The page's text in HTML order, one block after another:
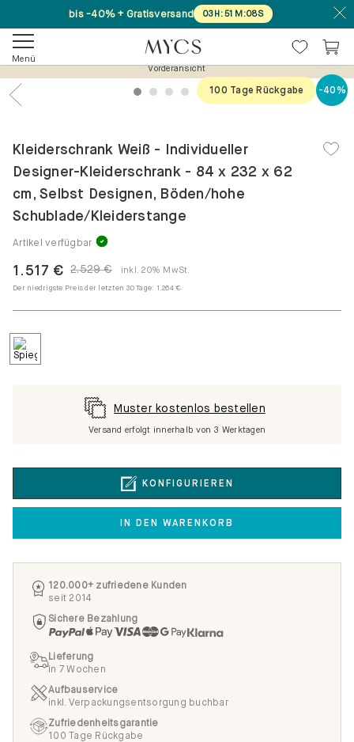
bis -40% + Gratisversand 03H:51 M:08S
Menü
Vorderansicht
1 2 3 4 5 6
100 Tage Rückgabe -40%
Kleiderschrank Weiß - Individueller
Designer-Kleiderschrank - 84 x 232 x 62
cm, Selbst Designen, Böden/hohe
Schublade/Kleiderstange
Artikel verfügbar
2.529 €
1.517 € inkl. 20% MwSt.
Der niedrigste Preis der letzten 30 Tage: 1.264 €
KONFIGURIEREN
IN DEN WARENKORB
Muster kostenlos bestellen
Versand erfolgt innerhalb von 3 Werktagen
120.000+ zufriedene Kunden
seit 2014
Sichere Bezahlung
Lieferung
in 7 Wochen
Aufbauservice
inkl. Verpackungsentsorgung buchbar
Zufriedenheitsgarantie
100 Tage Rückgabe